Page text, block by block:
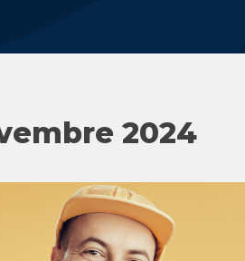
2024